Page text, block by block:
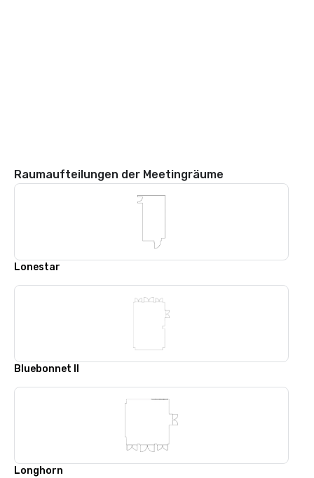
Raumaufteilungen der Meetingräume
Lonestar
Bluebonnet II
Longhorn